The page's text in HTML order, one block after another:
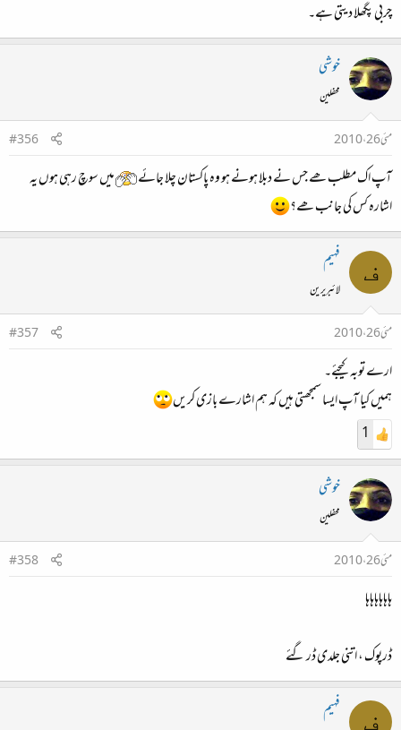
چربی پگھلا دیتی ہے۔
خوشی
محفلین
مئی 26، 2010
#356
آپ اک مطلب ھے جس نے دبلا ہونے ہو وہ پاکستان چلا جائے
میں سوچ رہی ہوں یہ
اشارہ کس کی جانب ھے؟
ف فہیم
لائبریرین
مئی 26، 2010
#357
ارے توبہ کیجئے۔
ہمیں کیا آپ ایسا سمجھتی ہیں کہ ہم اشارے بازی کریں
1
خوشی
محفلین
مئی 26، 2010
#358
ہاہاہاہاہاہا
ڈرپوک ، اتنی جلدی ڈر گئے
ف فہیم